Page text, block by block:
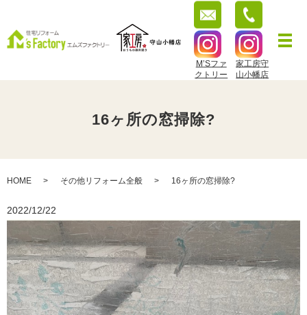
M’Sファ
クトリー
家工房守
山小幡店
16ヶ所の窓掃除?
HOME その他リフォーム全般 16ヶ所の窓掃除?
2022/12/22